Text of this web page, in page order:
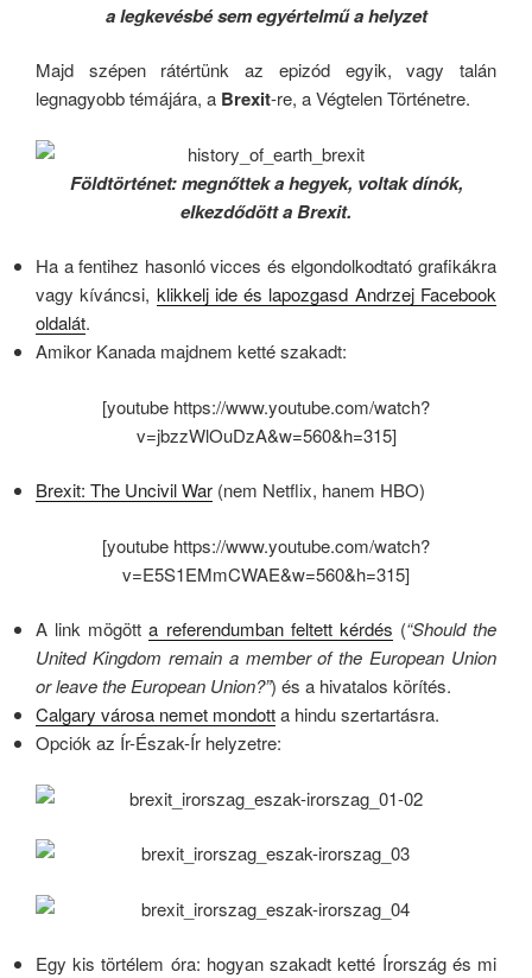
a legkevésbé sem egyértelmű a helyzet
Majd szépen rátértünk az epizód egyik, vagy talán
legnagyobb témájára, a Brexit-re, a Végtelen Történetre.
Földtörténet: megnőttek a hegyek, voltak dínók,
elkezdődött a Brexit.
Ha a fentihez hasonló vicces és elgondolkodtató grafikákra
vagy kíváncsi, klikkelj ide és lapozgasd Andrzej Facebook
oldalát.
Amikor Kanada majdnem ketté szakadt:
[youtube https://www.youtube.com/watch?
v=jbzzWlOuDzA&w=560&h=315]
Brexit: The Uncivil War (nem Netflix, hanem HBO)
[youtube https://www.youtube.com/watch?
v=E5S1EMmCWAE&w=560&h=315]
A link mögötta referendumban feltett kérdés (“Should the
United Kingdom remain a member of the European Union
or leave the European Union?”) és a hivatalos körítés.
Calgary városa nemet mondotta hindu szertartásra.
Opciók az Ír-Észak-Ír helyzetre:
Egy kis törtélem óra: hogyan szakadt ketté Írország és mi